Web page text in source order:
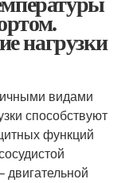
нагрузки
видами
способствуют
функций